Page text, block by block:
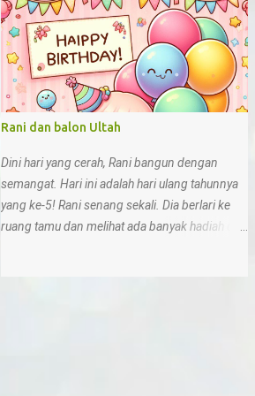
sampah sembarangan 10. Di rumah, kita bisa
menunjukkan sikap sesuai Pancasila deng...
Rani dan balon Ultah
Dini hari yang cerah, Rani bangun dengan
semangat. Hari ini adalah hari ulang tahunnya
yang ke-5! Rani senang sekali. Dia berlari ke
ruang tamu dan melihat ada banyak hadiah di